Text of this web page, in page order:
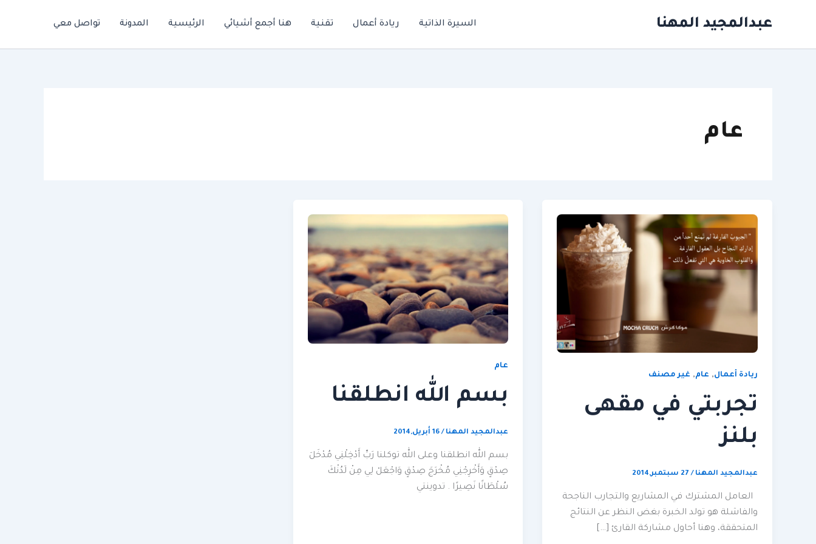
عبدالمجيد المهنا السيرة الذاتية ريادة أعمال تقنية هنا أجمع أشيائي الرئيسية المدونة تواصل معي
عام
ريادة أعمال, عام, غير مصنف
تجربتي في مقهى
بلنز
عبدالمجيد المهنا / 27 سبتمبر,2014
العامل المشترك في المشاريع والتجارب الناجحة
والفاشلة هو تولد الخبرة بغض النظر عن النتائج
المتحققة، وهنا أحاول مشاركة القارئ […]
عام
بسم الله انطلقنا
عبدالمجيد المهنا /16 أبريل,2014
بسم الله انطلقنا وعلى الله توكلنا رَبِّ أَدْخِلْنِي مُدْخَلَ
صِدْقٍ وَأَخْرِجْنِي مُخْرَجَ صِدْقٍ وَاجْعَلْ لِي مِنْ لَدُنْكَ
سُلْطَانًا نَصِيرًا . تدوينتي